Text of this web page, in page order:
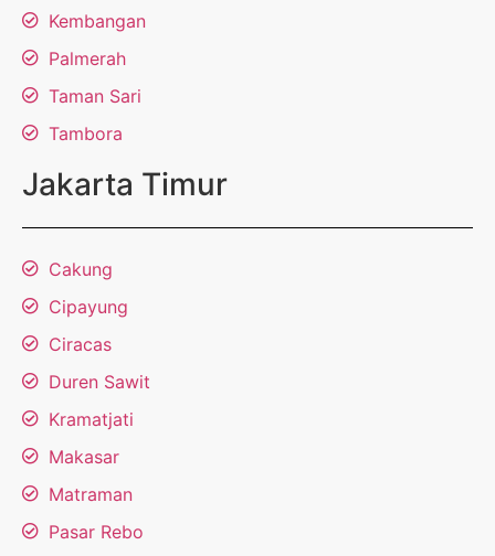
Kembangan
Palmerah
Taman Sari
Tambora
Jakarta Timur
Cakung
Cipayung
Ciracas
Duren Sawit
Kramatjati
Makasar
Matraman
Pasar Rebo